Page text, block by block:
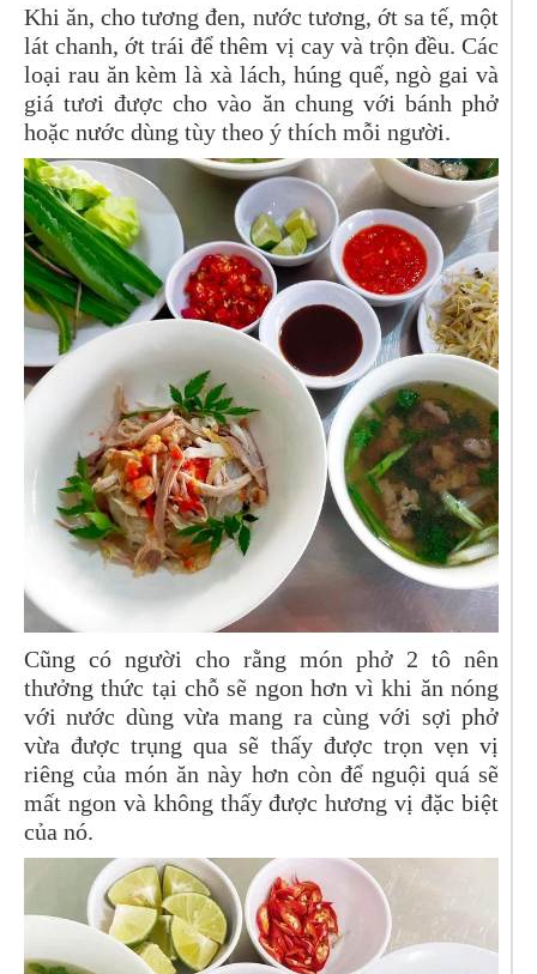
Khi ăn, cho tương đen, nước tương, ớt sa tế, một
lát chanh, ớt trái để thêm vị cay và trộn đều. Các
loại rau ăn kèm là xà lách, húng quế, ngò gai và
giá tươi được cho vào ăn chung với bánh phở
hoặc nước dùng tùy theo ý thích mỗi người.
Cũng có người cho rằng món phở 2 tô nên
thưởng thức tại chỗ sẽ ngon hơn vì khi ăn nóng
với nước dùng vừa mang ra cùng với sợi phở
vừa được trụng qua sẽ thấy được trọn vẹn vị
riêng của món ăn này hơn còn để nguội quá sẽ
mất ngon và không thấy được hương vị đặc biệt
của nó.